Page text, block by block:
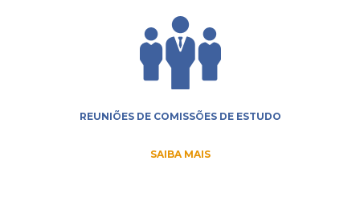
REUNIÕES DE COMISSÕES DE ESTUDO
SAIBA MAIS